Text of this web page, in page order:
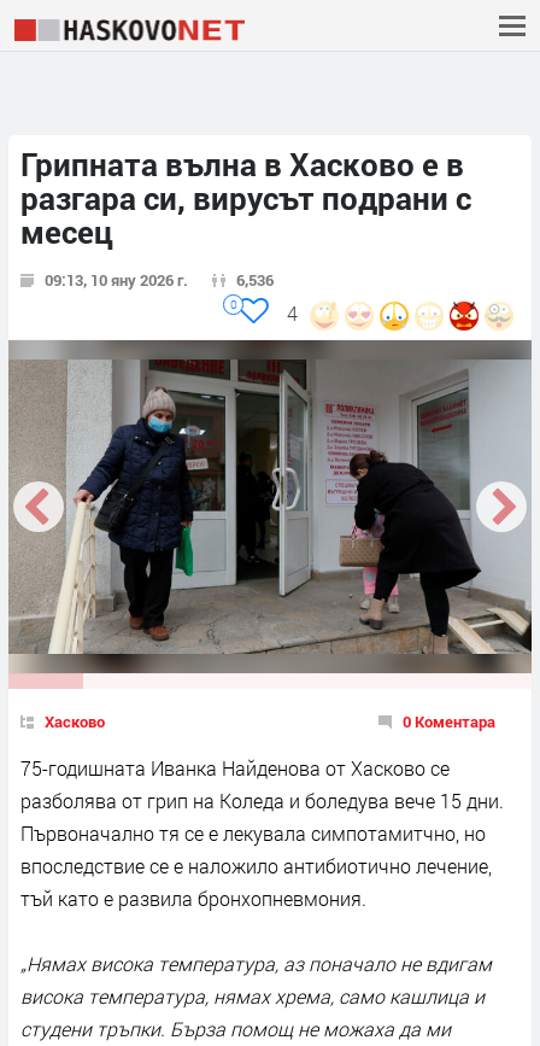
Грипната вълна в Хасково е в
разгара си, вирусът подрани с
месец
09:13, 10 яну 2026 г. 6,536
4
0
Хасково 0 Коментара
75-годишната Иванка Найденова от Хасково се
разболява от грип на Коледа и боледува вече 15 дни.
Първоначално тя се е лекувала симпотамитчно, но
впоследствие се е наложило антибиотично лечение,
тъй като е развила бронхопневмония.
„Нямах висока температура, аз поначало не вдигам
висока температура, нямах хрема, само кашлица и
студени тръпки. Бърза помощ не можаха да ми